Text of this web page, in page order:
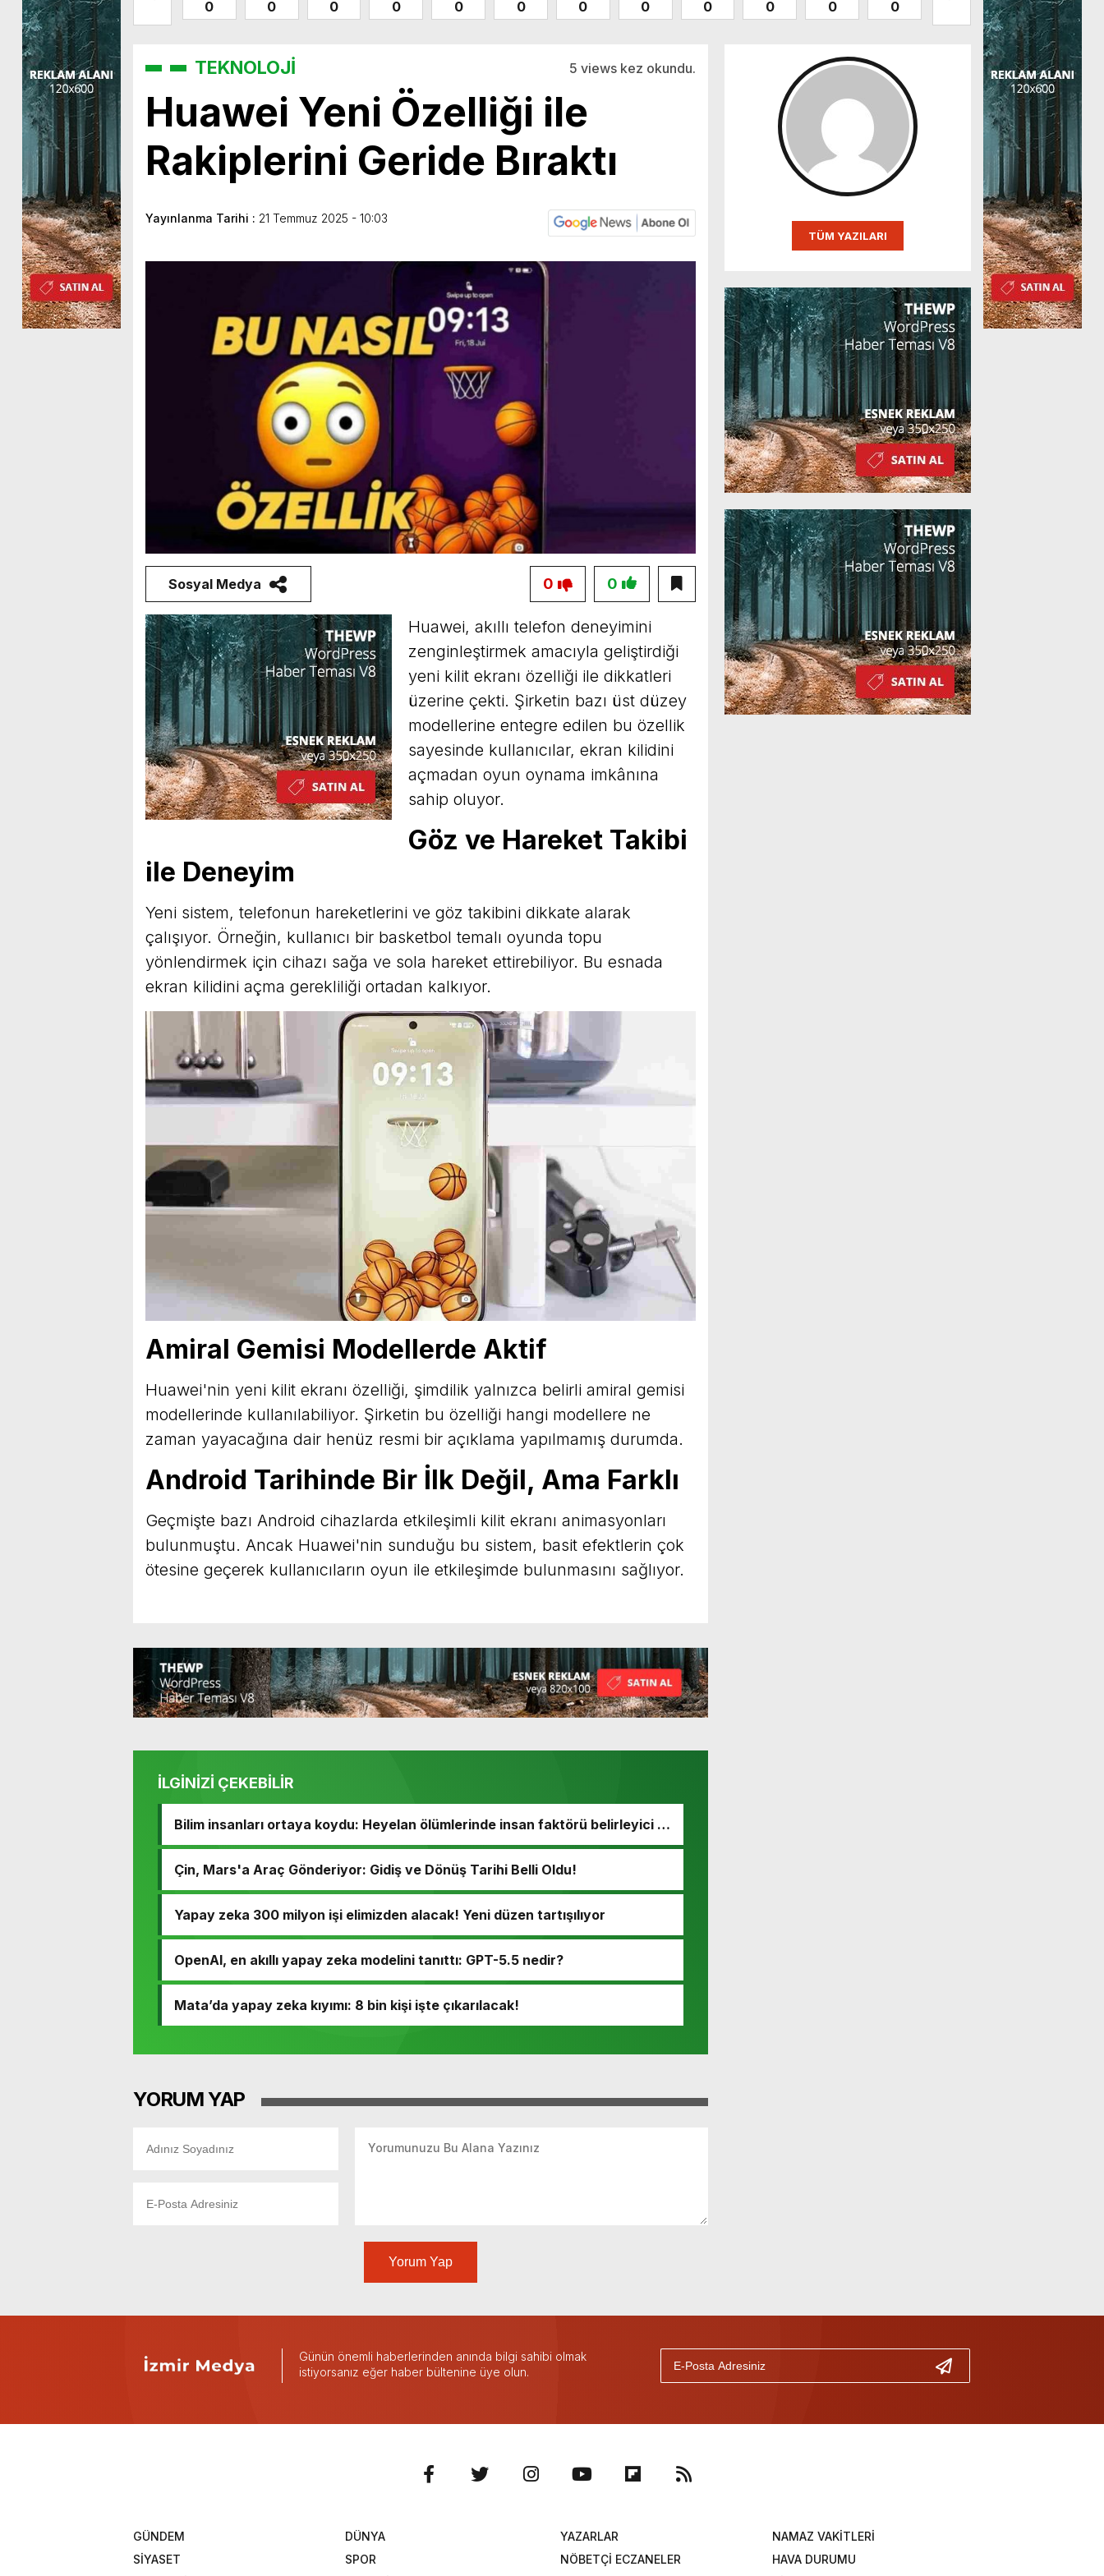
0 0 0 0 0 0 0 0 0 0 0 0 0
TEKNOLOJİ 5 views kez okundu.
Huawei Yeni Özelliği ile
Rakiplerini Geride Bıraktı
Yayınlanma Tarihi : 21 Temmuz 2025 - 10:03
Sosyal Medya 0
0
Huawei, akıllı telefon deneyimini
zenginleştirmek amacıyla geliştirdiği
yeni kilit ekranı özelliği ile dikkatleri
üzerine çekti. Şirketin bazı üst düzey
modellerine entegre edilen bu özellik
sayesinde kullanıcılar, ekran kilidini
açmadan oyun oynama imkânına
sahip oluyor.
Göz ve Hareket Takibi
ile Deneyim
Yeni sistem, telefonun hareketlerini ve göz takibini dikkate alarak
çalışıyor. Örneğin, kullanıcı bir basketbol temalı oyunda topu
yönlendirmek için cihazı sağa ve sola hareket ettirebiliyor. Bu esnada
ekran kilidini açma gerekliliği ortadan kalkıyor.
Amiral Gemisi Modellerde Aktif
Huawei'nin yeni kilit ekranı özelliği, şimdilik yalnızca belirli amiral gemisi
modellerinde kullanılabiliyor. Şirketin bu özelliği hangi modellere ne
zaman yayacağına dair henüz resmi bir açıklama yapılmamış durumda.
Android Tarihinde Bir İlk Değil, Ama Farklı
Geçmişte bazı Android cihazlarda etkileşimli kilit ekranı animasyonları
bulunmuştu. Ancak Huawei'nin sunduğu bu sistem, basit efektlerin çok
ötesine geçerek kullanıcıların oyun ile etkileşimde bulunmasını sağlıyor.
İLGİNİZİ ÇEKEBİLİR
Bilim insanları ortaya koydu: Heyelan ölümlerinde insan faktörü belirleyici rol
oynuyor
Çin, Mars'a Araç Gönderiyor: Gidiş ve Dönüş Tarihi Belli Oldu!
Yapay zeka 300 milyon işi elimizden alacak! Yeni düzen tartışılıyor
OpenAI, en akıllı yapay zeka modelini tanıttı: GPT-5.5 nedir?
Mata’da yapay zeka kıyımı: 8 bin kişi işte çıkarılacak!
YORUM YAP
Yorum Yap
TÜM YAZILARI
Günün önemli haberlerinden anında bilgi sahibi olmak
istiyorsanız eğer haber bültenine üye olun.
GÜNDEM
DÜNYA
SİYASET
SPOR
YAZARLAR
NAMAZ VAKİTLERİ
NÖBETÇİ ECZANELER
HAVA DURUMU